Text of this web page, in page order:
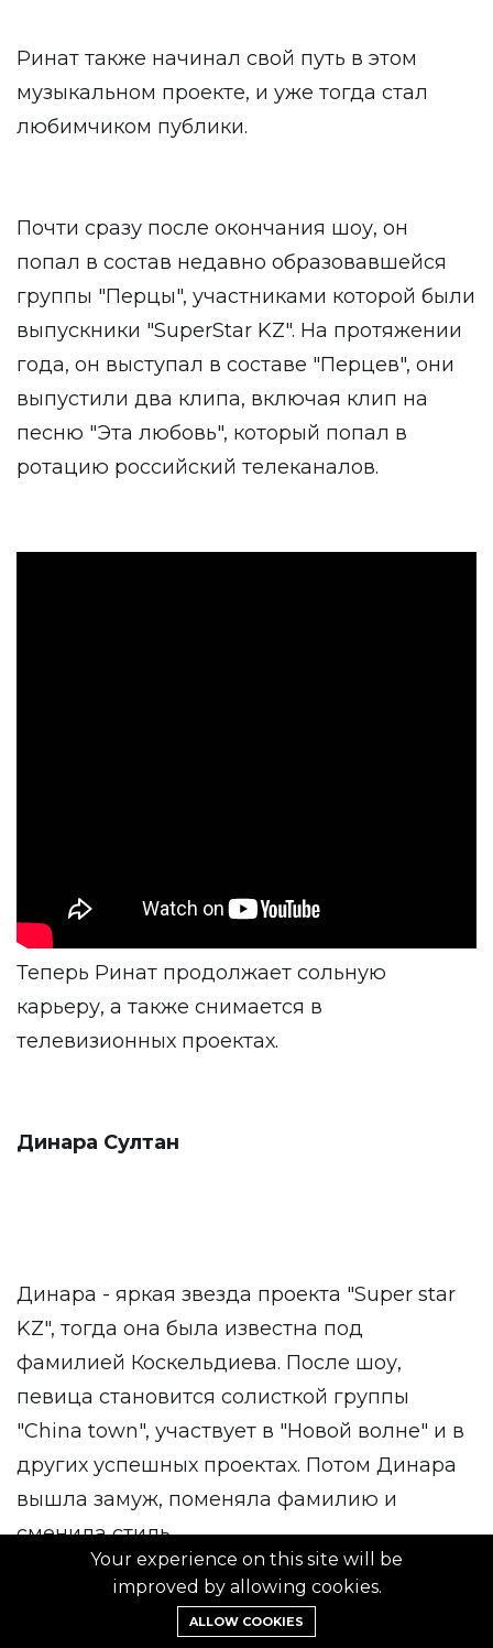
Ринат также начинал свой путь в этом
музыкальном проекте, и уже тогда стал
любимчиком публики.
Почти сразу после окончания шоу, он
попал в состав недавно образовавшейся
группы "Перцы", участниками которой были
выпускники "SuperStar KZ". На протяжении
года, он выступал в составе "Перцев", они
выпустили два клипа, включая клип на
песню "Эта любовь", который попал в
ротацию российский телеканалов.
Теперь Ринат продолжает сольную
карьеру, а также снимается в
телевизионных проектах.
Динара Султан
Динара - яркая звезда проекта "Super star
KZ", тогда она была известна под
фамилией Коскельдиева. После шоу,
певица становится солисткой группы
"China town", участвует в "Новой волне" и в
других успешных проектах. Потом Динара
вышла замуж, поменяла фамилию и
сменила стиль.
Your experience on this site will be
improved by allowing cookies.
ALLOW COOKIES